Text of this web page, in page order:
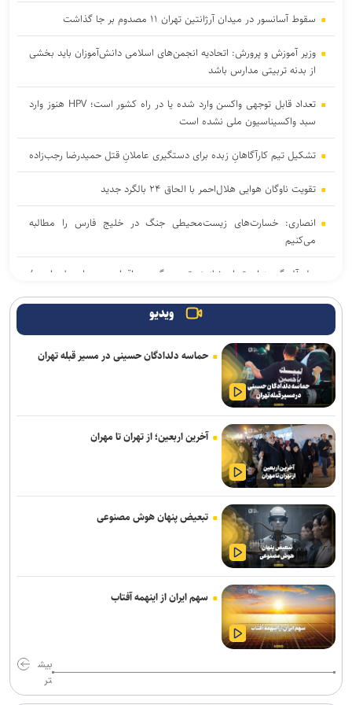
سقوط آسانسور در میدان آرژانتین تهران ۱۱ مصدوم بر جا گذاشت
وزیر آموزش و پرورش: اتحادیه انجمن‌های اسلامی دانش‌آموزان باید بخشی
از بدنه تربیتی مدارس باشد
تعداد قابل توجهی واکسن وارد شده یا در راه کشور است؛ HPV هنوز وارد
سبد واکسیناسیون ملی نشده است
تشکیل تیم کارآگاهانِ زبده برای دستگیری عاملانِ قتل حمیدرضا رجب‌زاده
تقویت ناوگان هوایی هلال‌احمر با الحاق ۲۴ بالگرد جدید
انصاری: خسارت‌های زیست‌محیطی جنگ در خلیج فارس را مطالبه‌
می‌کنیم
حل آلودگی هوای تهران نیازمند تصمیم‌گیری و اقدام در سطح ملی است/
مسائل اجتماعی باید در متن تصمیم‌گیری و برنامه‌ریزی کشور قرار گیرد
تونل توحید از بامداد یکشنبه مسدود می‌شود
۳ سانحه مرگبار طی یک هفته در بزرگراه‌های تهران؛ هشدار دوباره به
رانندگان و عابران
باند سارقان پالس NS در تهران متلاشی شد؛ ۳ عضو باند شناسایی و
دستگیر شدند
هشدار نسبت به وقوع تندباد در تهران
۷کشته و مصدوم در تصادف مرگبار پژو پارس و ساینا در اصفهان
۵۳ هزار موتور سوار به دلیل تردد در خطوط ویژه اعمال قانون شدند
شهدا حامیان معنوی و راهبر مسیر زندگی هستند/ فروپاشی ابهت پوشالی
استکبار در پی مقاومت ملت ایران
جزئیات ثبت ادعا، تهیه نقشه UTM و ارائه مادر سند اعلام شد
ویدیو
حماسه دلدادگان حسینی در مسیر قبله تهران
آخرین اربعین؛ از تهران تا مهران
تبعیض پنهان هوش مصنوعی
سهم ایران از اینهمه آفتاب
بیش
تر